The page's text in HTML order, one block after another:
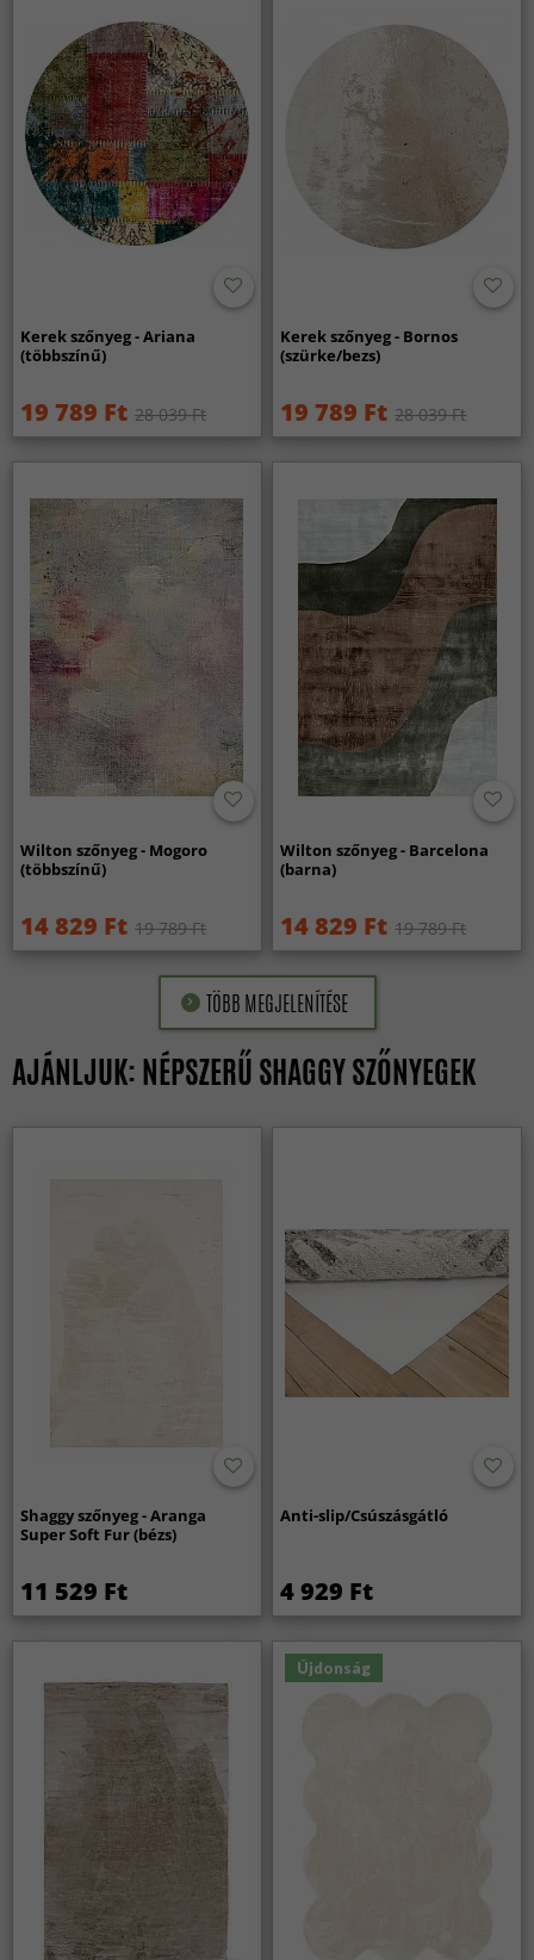
Kerek szőnyeg - Ariana
(többszínű)
19 789 Ft 28 039 Ft
Kerek szőnyeg - Bornos
(szürke/bezs)
19 789 Ft 28 039 Ft
Wilton szőnyeg - Mogoro
(többszínű)
14 829 Ft 19 789 Ft
Wilton szőnyeg - Barcelona
(barna)
14 829 Ft 19 789 Ft
TÖBB MEGJELENÍTÉSE
AJÁNLJUK: NÉPSZERŰ SHAGGY SZŐNYEGEK
Shaggy szőnyeg - Aranga
Super Soft Fur (bézs)
11 529 Ft
Anti-slip/Csúszásgátló
4 929 Ft
Újdonság